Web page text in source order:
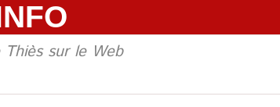
sur le Web